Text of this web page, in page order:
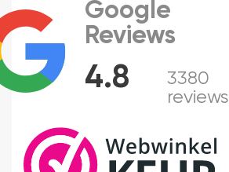
4.8
Google
Reviews
3380
reviews